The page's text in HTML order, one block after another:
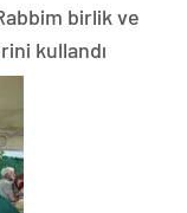
birlik ve
kullandı